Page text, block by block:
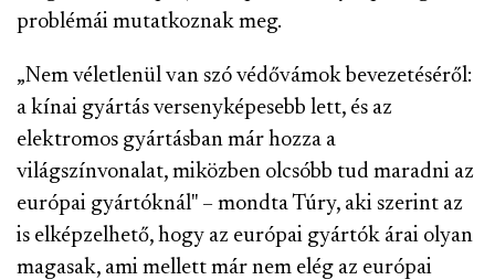
problémái mutatkoznak meg.
„Nem véletlenül van szó védővámok bevezetéséről:
a kínai gyártás versenyképesebb lett, és az
elektromos gyártásban már hozza a
világszínvonalat, miközben olcsóbb tud maradni az
európai gyártóknál" – mondta Túry, aki szerint az
is elképzelhető, hogy az európai gyártók árai olyan
magasak, ami mellett már nem elég az európai